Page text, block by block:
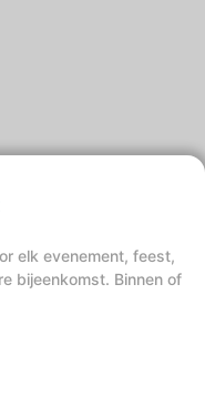
elk evenement, feest,
bijeenkomst. Binnen of